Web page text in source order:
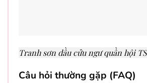
Tranh sơn dầu cửu ngư quần hội
Câu hỏi thường gặp (FAQ)